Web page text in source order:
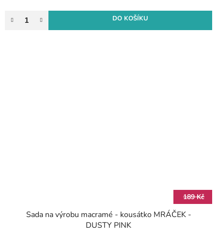
DO KOŠÍKU
189 Kč
Sada na výrobu macramé - kousátko MRÁČEK -
DUSTY PINK